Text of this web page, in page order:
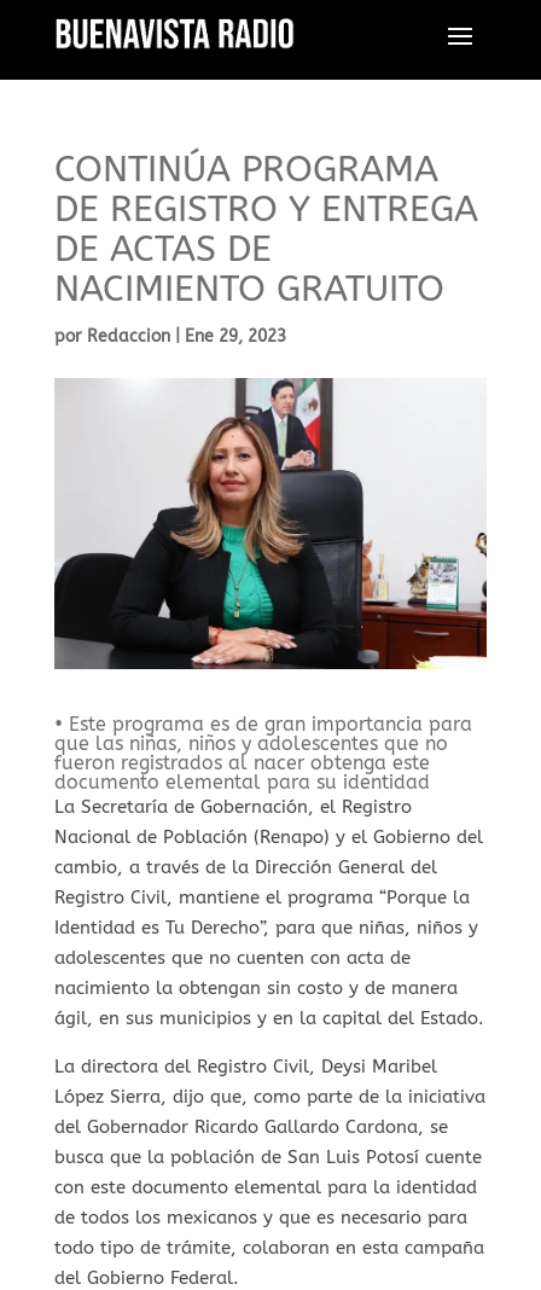
CONTINÚA PROGRAMA
DE REGISTRO Y ENTREGA
DE ACTAS DE
NACIMIENTO GRATUITO
por Redaccion| Ene 29, 2023
• Este programa es de gran importancia para
que las niñas, niños y adolescentes que no
fueron registrados al nacer obtenga este
documento elemental para su identidad
La Secretaría de Gobernación, el Registro
Nacional de Población (Renapo) y el Gobierno del
cambio, a través de la Dirección General del
Registro Civil, mantiene el programa “Porque la
Identidad es Tu Derecho”, para que niñas, niños y
adolescentes que no cuenten con acta de
nacimiento la obtengan sin costo y de manera
ágil, en sus municipios y en la capital del Estado.
La directora del Registro Civil, Deysi Maribel
López Sierra, dijo que, como parte de la iniciativa
del Gobernador Ricardo Gallardo Cardona, se
busca que la población de San Luis Potosí cuente
con este documento elemental para la identidad
de todos los mexicanos y que es necesario para
todo tipo de trámite, colaboran en esta campaña
del Gobierno Federal.